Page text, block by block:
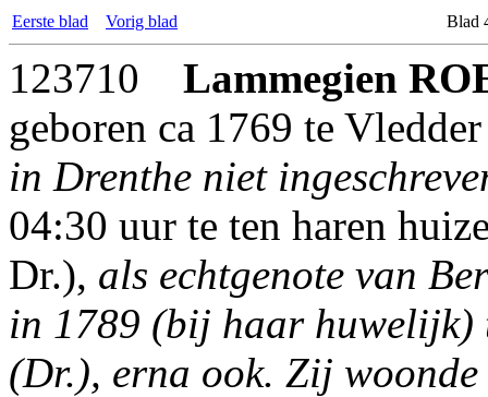
Eerste blad Vorig blad Blad
123710 Lammegien
geboren ca 1769 te
in Drenthe niet
04:30 uur te ten haren
Dr.), als echtgenote van
in 1789 (bij haar huwelijk)
(Dr.), erna ook. Zij